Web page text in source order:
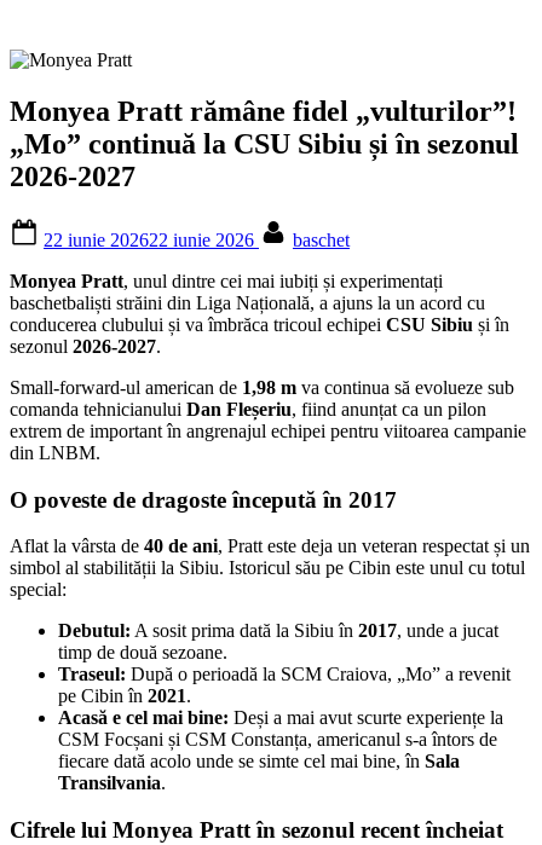
Monyea Pratt rămâne fidel „vulturilor”!
„Mo” continuă la CSU Sibiu și în sezonul
2026-2027
on
22 iunie 202622 iunie 2026
baschet
Monyea Pratt, unul dintre cei mai iubiți și experimentați
baschetbaliști străini din Liga Națională, a ajuns la un acord cu
conducerea clubului și va îmbrăca tricoul echipei CSU Sibiu și în
sezonul 2026-2027.
Small-forward-ul american de 1,98 m va continua să evolueze sub
comanda tehnicianului Dan Fleșeriu, fiind anunțat ca un pilon
extrem de important în angrenajul echipei pentru viitoarea campanie
din LNBM.
O poveste de dragoste începută în 2017
Aflat la vârsta de 40 de ani, Pratt este deja un veteran respectat și un
simbol al stabilității la Sibiu. Istoricul său pe Cibin este unul cu totul
special:
Debutul: A sosit prima dată la Sibiu în 2017, unde a jucat
timp de două sezoane.
Traseul: După o perioadă la SCM Craiova, „Mo” a revenit
pe Cibin în 2021.
Acasă e cel mai bine: Deși a mai avut scurte experiențe la
CSM Focșani și CSM Constanța, americanul s-a întors de
fiecare dată acolo unde se simte cel mai bine, în Sala
Transilvania.
Cifrele lui Monyea Pratt în sezonul recent încheiat